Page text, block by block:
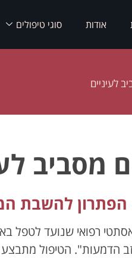
אודות סוגי טיפולים
לעיניים
מסביב
הפתרון להשבת
אסתטי רפואי שנועד לטפל
הדמעות". הטיפול